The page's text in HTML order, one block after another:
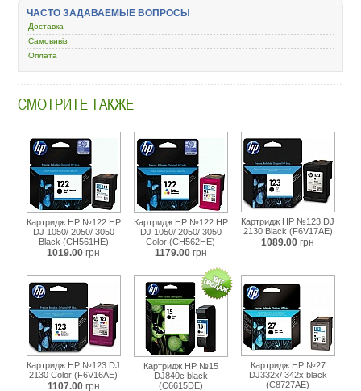
printerov/1582-
177-
ps3213-
8253-
light-
magenta-
c8775he.html
ЧАСТО ЗАДАВАЕМЫЕ ВОПРОСЫ
Доставка
Самовивіз
Оплата
СМОТРИТЕ ТАКЖЕ
Картридж HP №122 HP
DJ 1050/ 2050/ 3050
Black (CH561HE)
1019.00 грн
Картридж HP №122 HP
DJ 1050/ 2050/ 3050
Color (CH562HE)
1179.00 грн
Картридж HP №123 DJ
2130 Black (F6V17AE)
1089.00 грн
Картридж HP №123 DJ
2130 Color (F6V16AE)
1107.00 грн
Картридж HP №15
DJ840c black
(C6615DE)
Картридж HP №27
DJ332x/ 342x black
(C8727AE)